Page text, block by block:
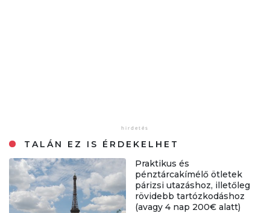
TALÁN EZ IS ÉRDEKELHET
Praktikus és
pénztárcakímélő ötletek
párizsi utazáshoz, illetőleg
rövidebb tartózkodáshoz
(avagy 4 nap 200€ alatt)